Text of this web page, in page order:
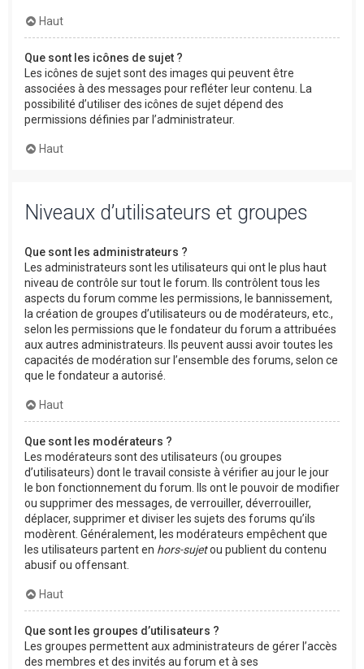
Haut
Que sont les icônes de sujet ?
Les icônes de sujet sont des images qui peuvent être
associées à des messages pour refléter leur contenu. La
possibilité d’utiliser des icônes de sujet dépend des
permissions définies par l’administrateur.
Haut
Niveaux d’utilisateurs et groupes
Que sont les administrateurs ?
Les administrateurs sont les utilisateurs qui ont le plus haut
niveau de contrôle sur tout le forum. Ils contrôlent tous les
aspects du forum comme les permissions, le bannissement,
la création de groupes d’utilisateurs ou de modérateurs, etc.,
selon les permissions que le fondateur du forum a attribuées
aux autres administrateurs. Ils peuvent aussi avoir toutes les
capacités de modération sur l’ensemble des forums, selon ce
que le fondateur a autorisé.
Haut
Que sont les modérateurs ?
Les modérateurs sont des utilisateurs (ou groupes
d’utilisateurs) dont le travail consiste à vérifier au jour le jour
le bon fonctionnement du forum. Ils ont le pouvoir de modifier
ou supprimer des messages, de verrouiller, déverrouiller,
déplacer, supprimer et diviser les sujets des forums qu’ils
modèrent. Généralement, les modérateurs empêchent que
les utilisateurs partent en hors-sujetou publient du contenu
abusif ou offensant.
Haut
Que sont les groupes d’utilisateurs ?
Les groupes permettent aux administrateurs de gérer l’accès
des membres et des invités au forum et à ses